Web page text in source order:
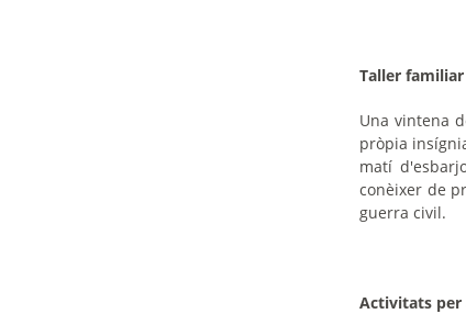
Taller familiar
Una vintena
pròpia
matí
conèixer de
guerra civil.
Activitats per